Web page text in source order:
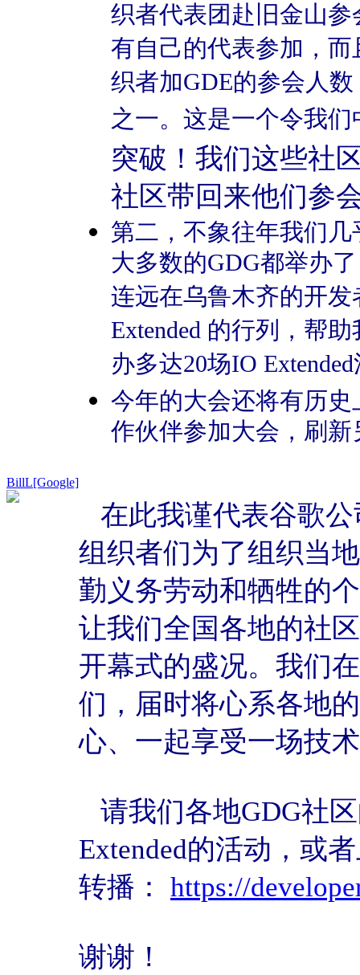
BillL[Google]
织者代表团赴旧金山
有自己的代表参加，
织者加GDE的参会人
之一。这是一个令我
突破！我们这些社
社区带回来他们参
第二，不象往年我们几
大多数的GDG都举办
连远在乌鲁木齐的开
Extended 的行列，帮
办多达20场IO
今年的大会还将有历
作伙伴参加大会，刷
在此我谨代表谷歌
组织者们为了组织当
勤义务劳动和牺牲的
让我们全国各地的社
开幕式的盛况。我们
们，届时将心系各地
心、一起享受一场技
请我们各地GDG社
Extended的活动，或
转播： https://
谢谢！